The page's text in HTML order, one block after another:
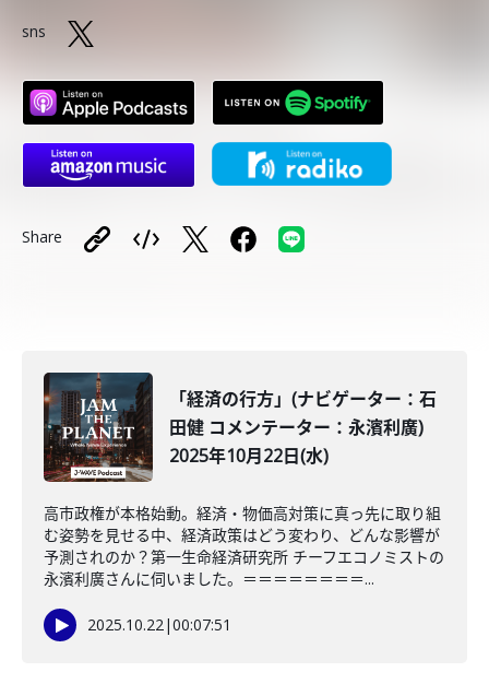
sns
Share
「経済の行方」(ナビゲーター：石
田健 コメンテーター：永濱利廣)
2025年10月22日(水)
高市政権が本格始動。経済・物価高対策に真っ先に取り組
む姿勢を見せる中、経済政策はどう変わり、どんな影響が
予測されのか？第一生命経済研究所 チーフエコノミストの
永濱利廣さんに伺いました。＝＝＝＝＝＝＝＝...
2025.10.22|00:07:51